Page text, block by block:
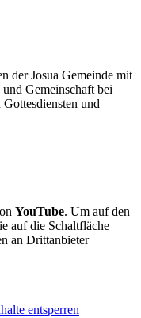
der Josua Gemeinde mit
Gemeinschaft bei
und
YouTube. Um auf den
auf die Schaltfläche
an Drittanbieter
entsperren